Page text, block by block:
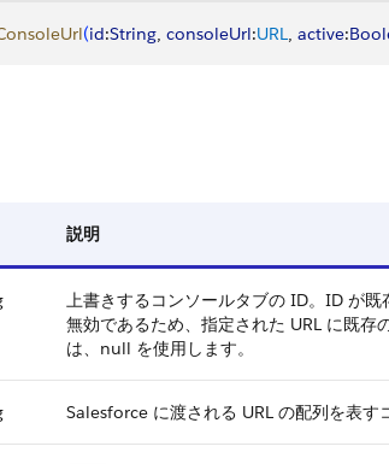
(id:String, consoleUrl:URL, active:
説明
上書きするコンソールタブの ID。ID が
無効であるため、指定された URL に既存
は、null を使用します。
Salesforce に渡される URL の配列を表す